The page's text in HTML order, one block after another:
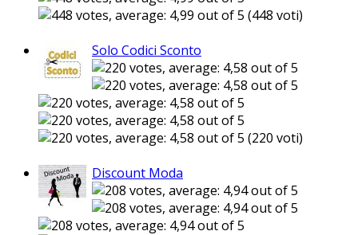
(448 voti)
Solo Codici Sconto
(220 voti)
Discount Moda